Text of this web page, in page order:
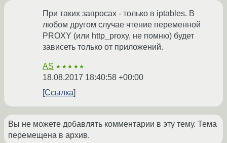
При таких запросах - только в iptables. В
любом другом случае чтение переменной
PROXY (или http_proxy, не помню) будет
зависеть только от приложений.
AS ★★★★★
18.08.2017 18:40:58 +00:00
Ссылка
Вы не можете добавлять комментарии в эту тему. Тема
перемещена в архив.